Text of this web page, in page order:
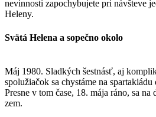
nevinnosti zapochybujete pri návšteve
Heleny.
Svätá Helena a sopečno okolo
Máj 1980. Sladkých šestnásť, aj
spolužiačok sa chystáme na
Presne v tom čase, 18. mája ráno, sa
zem.